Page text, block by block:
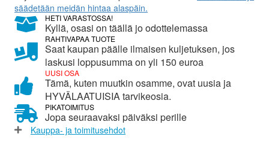
säädetään meidän hintaa alaspäin.
HETI VARASTOSSA!
Kyllä, osasi on täällä jo odottelemassa
RAHTIVAPAA TUOTE
Saat kaupan päälle ilmaisen kuljetuksen, jos
laskusi loppusumma on yli 150 euroa
UUSI OSA
Tämä, kuten muutkin osamme, ovat uusia ja
HYVÄLAATUISIA tarvikeosia.
PIKATOIMITUS
Jopa seuraavaksi päiväksi perille
Kauppa- ja toimitusehdot